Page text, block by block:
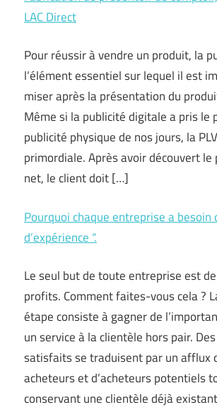
LAC Direct
Pour réussir à vendre un produit, la
l’élément essentiel sur lequel il est
miser après la présentation du
Même si la publicité digitale a pris le
publicité physique de nos jours, la
primordiale. Après avoir découvert le
net, le client doit […]
Pourquoi chaque entreprise a besoin
d’expérience “.
Le seul but de toute entreprise est
profits. Comment faites-vous cela ?
étape consiste à gagner de
un service à la clientèle hors pair.
satisfaits se traduisent par un afflux
acheteurs et d’acheteurs potentiels
conservant une clientèle déjà